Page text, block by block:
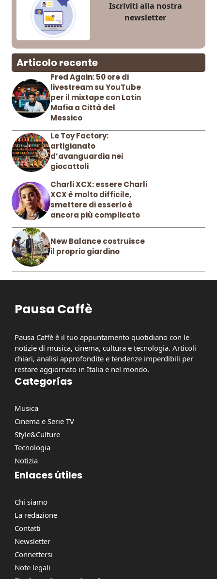
Iscriviti alla nostra
newsletter
Articolo recente
Fred Again: 50 ore di
livestream su YouTube
per il mixtape con Latin
Mafia a Città del
Messico
Le Toy Factory:
artigianato
d’avanguardia nei
giocattoli
Charli XCX: essere Charli
XCX è molto difficile,
smettere di esserlo è
ancora più complicato
New Balance costruisce
il proprio giardino
Pausa Caffè
Pausa Caffè è il tuo appuntamento quotidiano con le
notizie di musica, cinema, cultura e tecnologia. Articoli
chiari, analisi approfondite e tendenze imperdibili per
restare aggiornato in Italia e nel mondo.
Categorías
Musica
Cinema e Serie TV
Style&Culture
Tecnologia
Notizia
Enlaces útiles
Chi siamo
La redazione
Contatti
Newsletter
Connettersi
Note legali